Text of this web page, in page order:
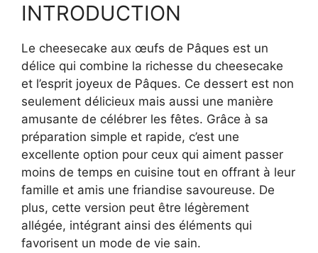
INTRODUCTION
Le cheesecake aux œufs de Pâques est un
délice qui combine la richesse du cheesecake
et l’esprit joyeux de Pâques. Ce dessert est non
seulement délicieux mais aussi une manière
amusante de célébrer les fêtes. Grâce à sa
préparation simple et rapide, c’est une
excellente option pour ceux qui aiment passer
moins de temps en cuisine tout en offrant à leur
famille et amis une friandise savoureuse. De
plus, cette version peut être légèrement
allégée, intégrant ainsi des éléments qui
favorisent un mode de vie sain.